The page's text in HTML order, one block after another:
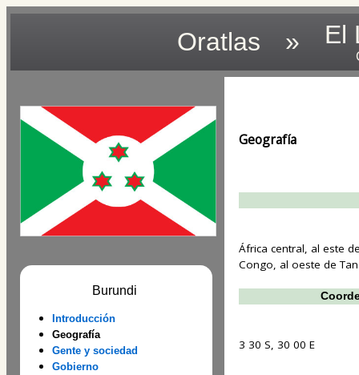
Oratlas » El
Burundi
Introducción
Geografía
Gente y sociedad
Gobierno
Geografía
África central, al este
Congo, al oeste de
3 30 S, 30 00 E